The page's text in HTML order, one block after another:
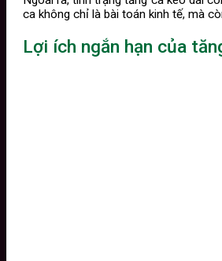
ca không chỉ là bài toán kinh tế, mà
Lợi ích ngắn hạn của